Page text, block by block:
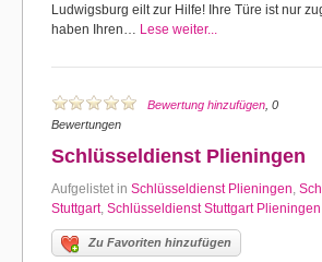
Ludwigsburg eilt zur Hilfe! Ihre Türe ist nur
haben Ihren… Lese weiter...
Bewertung hinzufügen , 0
Bewertungen
Schlüsseldienst Plieningen
Aufgelistet in Schlüsseldienst Plieningen,
Stuttgart, Schlüsseldienst Stuttgart Plieningen
Zu Favoriten hinzufügen